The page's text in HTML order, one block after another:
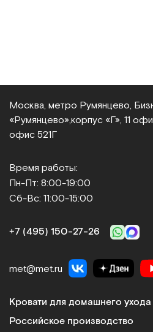
Москва, метро Румянцево,
«Румянцево», корпус «Г», 11
офис 521Г
Время работы:
Пн-Пт: 8:00-19:00
Сб-Вс: 11:00-15:00
+7 (495) 150‑27‑26
met@met.ru
Кровати для домашнего ухода
Российское производство